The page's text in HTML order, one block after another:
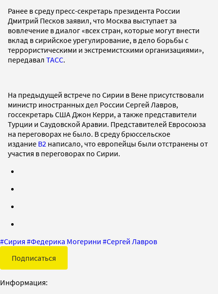
Ранее в среду пресс-секретарь президента России
Дмитрий Песков заявил, что Москва выступает за
вовлечение в диалог «всех стран, которые могут внести
вклад в сирийское урегулирование, в дело борьбы с
террористическими и экстремистскими организациями»,
передавал ТАСС.
На предыдущей встрече по Сирии в Вене присутствовали
министр иностранных дел России Сергей Лавров,
госсекретарь США Джон Керри, а также представители
Турции и Саудовской Аравии. Представителей Евросоюза
на переговорах не было. В среду брюссельское
издание B2 написало, что европейцы были отстранены от
участия в переговорах по Сирии.
#Сирия #Федерика Могерини #Сергей Лавров
Подписаться
Информация: